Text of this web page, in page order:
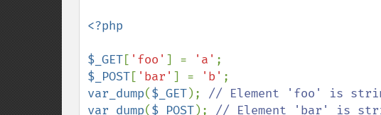
<?php
$_GET[ 'foo' ] = 'a'
$_POST[ 'bar' ] = 'b'
var_dump($_GET);
var_dump($_POST);